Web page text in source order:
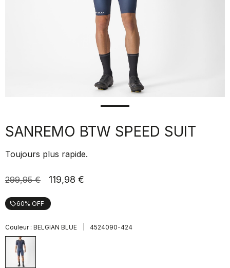
SANREMO BTW SPEED SUIT
Toujours plus rapide.
299,95 € 119,98 €
local_offer60% OFF
Couleur : BELGIAN BLUE 4524090-424